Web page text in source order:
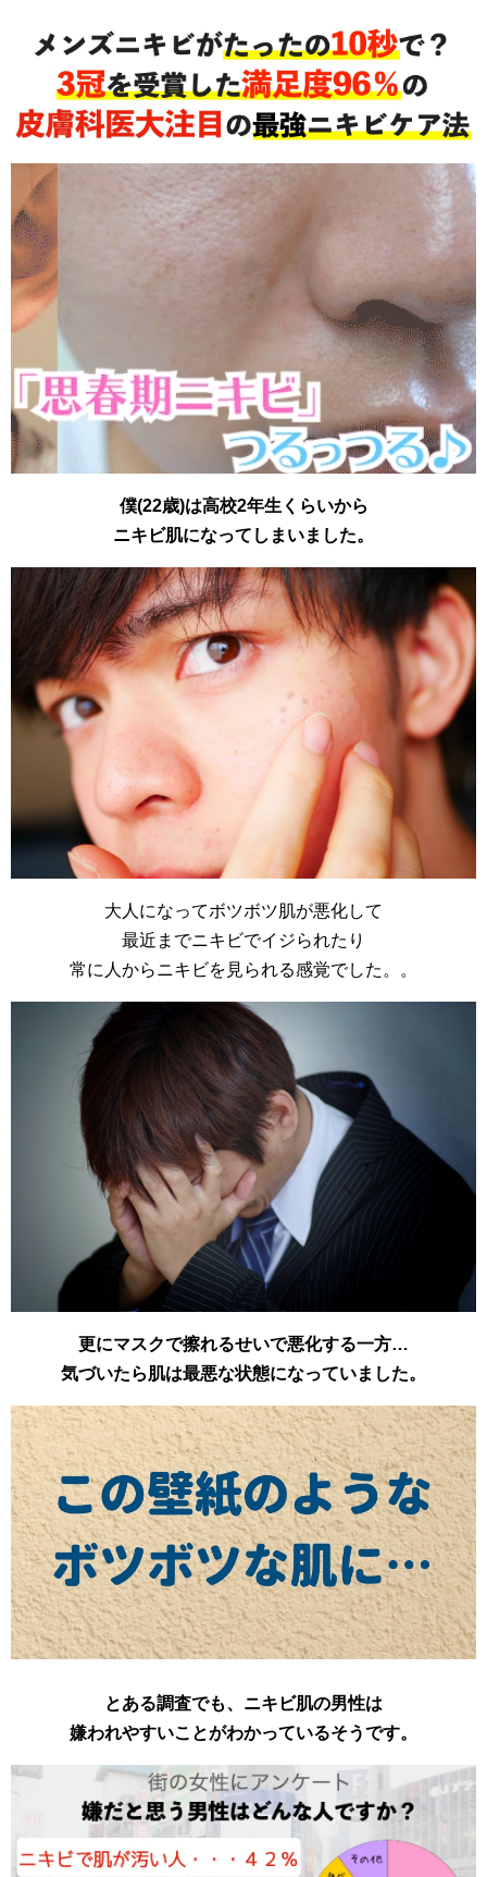
僕(22歳)は高校2年生くらいから
ニキビ肌になってしまいました。
大人になってボツボツ肌が悪化して
最近までニキビでイジられたり
常に人からニキビを見られる感覚でした。。
更にマスクで擦れるせいで悪化する一方…
気づいたら肌は最悪な状態になっていました。
とある調査でも、ニキビ肌の男性は
嫌われやすいことがわかっているそうです。